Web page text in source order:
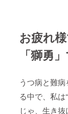
お疲れ様
「獅勇
うつ病と難
る中で、私は
じゃ、生き